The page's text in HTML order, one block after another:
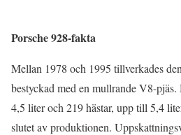
Porsche 928-fakta
Mellan 1978 och 1995 tillverkades
bestyckad med en mullrande V8-
4,5 liter och 219 hästar, upp till 5,4
slutet av produktionen.